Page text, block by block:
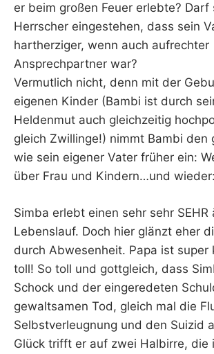
er beim großen Feuer erlebte? Darf
Herrscher eingestehen, dass sein
hartherziger, wenn auch aufrechter
Ansprechpartner war?
Vermutlich nicht, denn mit der
eigenen Kinder (Bambi ist durch
Heldenmut auch gleichzeitig
gleich Zwillinge!) nimmt Bambi den
wie sein eigener Vater früher ein:
über Frau und Kindern…und
Simba erlebt einen sehr sehr SEHR
Lebenslauf. Doch hier glänzt eher
durch Abwesenheit. Papa ist super
toll! So toll und gottgleich, dass
Schock und der eingeredeten
gewaltsamen Tod, gleich mal die
Selbstverleugnung und den Suizid
Glück trifft er auf zwei Halbirre, die